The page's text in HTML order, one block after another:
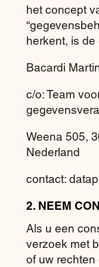
het concept
herkent, is
Bacardi
c/o: Team
Weena 505,
Nederland
contact:
2. NEEM
Als u een
verzoek met
of uw